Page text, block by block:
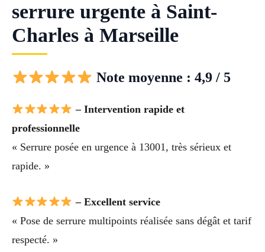
serrure urgente à Saint-
Charles à Marseille
Note moyenne : 4,9 / 5
– Intervention rapide et
professionnelle
« Serrure posée en urgence à 13001, très sérieux et
rapide. »
– Excellent service
« Pose de serrure multipoints réalisée sans dégât et tarif
respecté. »